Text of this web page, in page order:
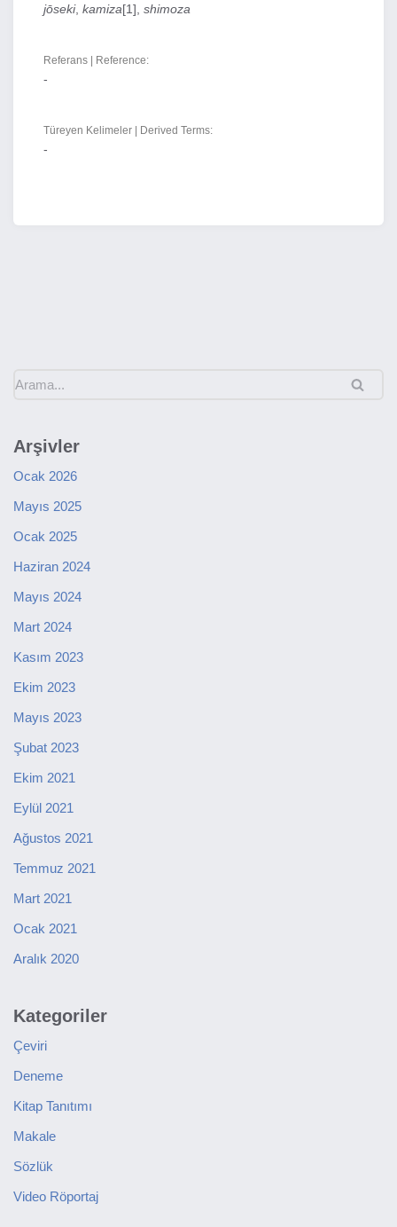
jōseki, kamiza[1], shimoza
Referans | Reference:
-
Türeyen Kelimeler | Derived Terms:
-
Arşivler
Ocak 2026
Mayıs 2025
Ocak 2025
Haziran 2024
Mayıs 2024
Mart 2024
Kasım 2023
Ekim 2023
Mayıs 2023
Şubat 2023
Ekim 2021
Eylül 2021
Ağustos 2021
Temmuz 2021
Mart 2021
Ocak 2021
Aralık 2020
Kategoriler
Çeviri
Deneme
Kitap Tanıtımı
Makale
Sözlük
Video Röportaj